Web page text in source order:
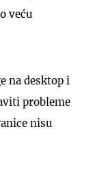
veću
na desktop i
probleme
nisu